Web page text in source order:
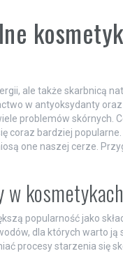
ale także skarbnicą
w antyoksydanty
problemów skórnych.
coraz bardziej
one naszej cerze.
w
popularność jako
dla których warto
procesy starzenia się